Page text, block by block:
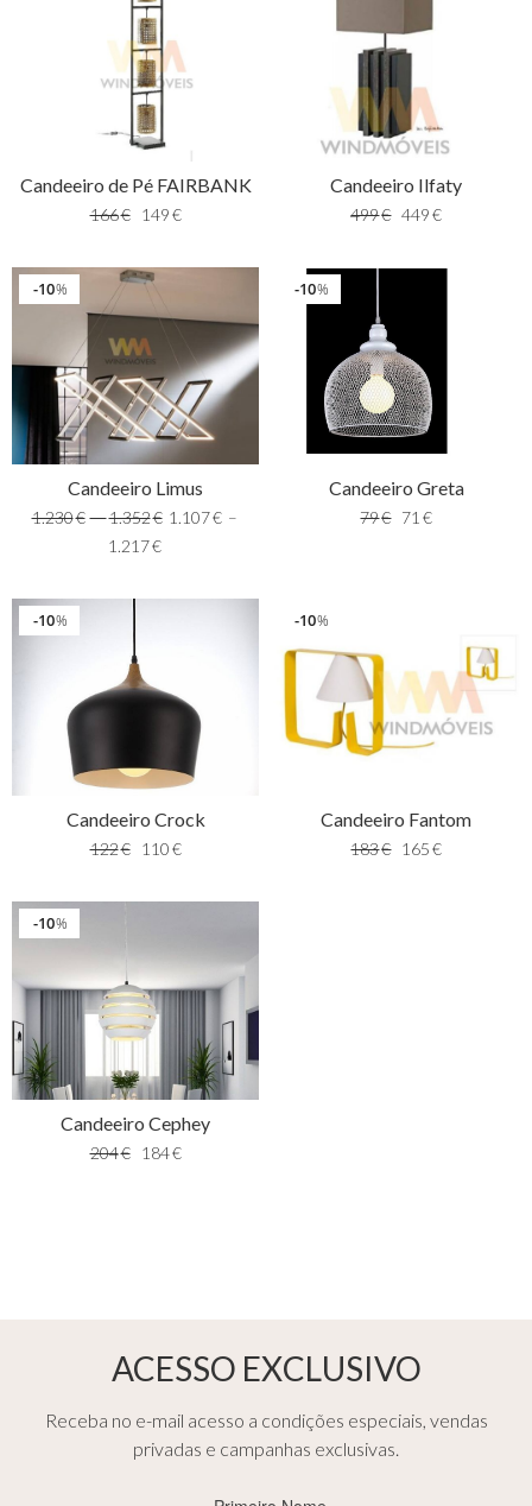
Candeeiro de Pé FAIRBANK
166€ 149€
Candeeiro Ilfaty
499€ 449 €
%
10
Candeeiro Limus
1.230€ –1.352€ 1.107€ –
1.217€
%
10
Candeeiro Greta
79€ 71 €
%
10
Candeeiro Crock
122€ 110€
%
10
Candeeiro Fantom
183€ 165 €
%
10
Candeeiro Cephey
204€ 184€
ACESSO EXCLUSIVO
Receba no e-mail acesso a condições especiais, vendas
privadas e campanhas exclusivas.